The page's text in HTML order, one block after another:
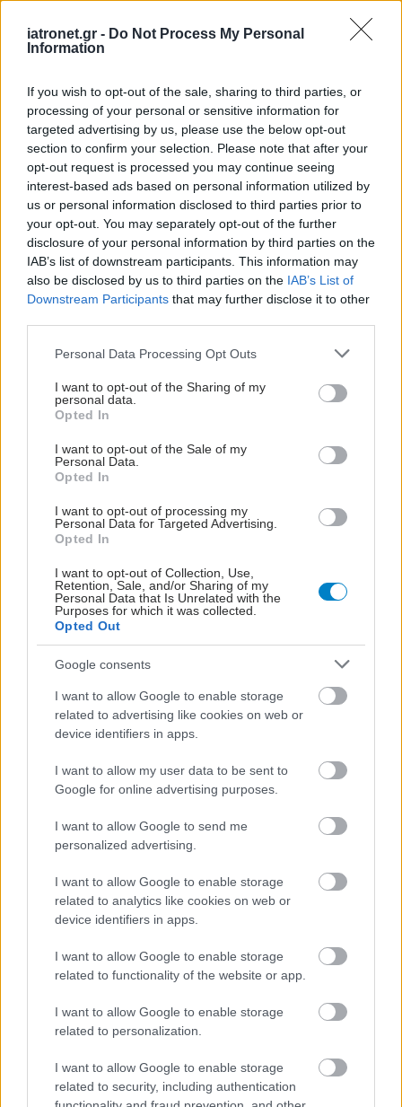
iatronet.gr - Do Not Process My Personal
Information
If you wish to opt-out of the sale, sharing to third parties, or
processing of your personal or sensitive information for
targeted advertising by us, please use the below opt-out
section to confirm your selection. Please note that after your
opt-out request is processed you may continue seeing
interest-based ads based on personal information utilized by
us or personal information disclosed to third parties prior to
your opt-out. You may separately opt-out of the further
disclosure of your personal information by third parties on the
IAB’s list of downstream participants. This information may
also be disclosed by us to third parties on the IAB’s List of
Downstream Participants that may further disclose it to other
Please note that this website/app uses one or more Google
not limited to your visit or usage behaviour. You may click to
grant or deny consent to Google and its third-party tags to
use your data for below specified purposes in below Google
consent section.
Personal Data Processing Opt Outs
I want to opt-out of the Sharing of my
personal data.
Opted In
I want to opt-out of the Sale of my
Personal Data.
Opted In
I want to opt-out of processing my
Personal Data for Targeted Advertising.
Opted In
I want to opt-out of Collection, Use,
Retention, Sale, and/or Sharing of my
Personal Data that Is Unrelated with the
Purposes for which it was collected.
Opted Out
Google consents
I want to allow Google to enable storage
related to advertising like cookies on web or
device identifiers in apps.
I want to allow my user data to be sent to
Google for online advertising purposes.
I want to allow Google to send me
personalized advertising.
I want to allow Google to enable storage
related to analytics like cookies on web or
device identifiers in apps.
I want to allow Google to enable storage
related to functionality of the website or app.
I want to allow Google to enable storage
related to personalization.
I want to allow Google to enable storage
related to security, including authentication